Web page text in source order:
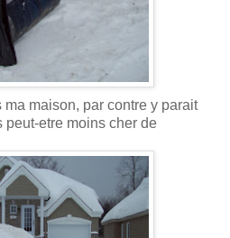
maison, par contre y parait
etre moins cher de